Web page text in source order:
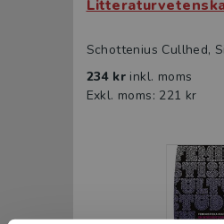
Schottenius Cullhed,
234 kr inkl. moms
Exkl. moms: 221 kr